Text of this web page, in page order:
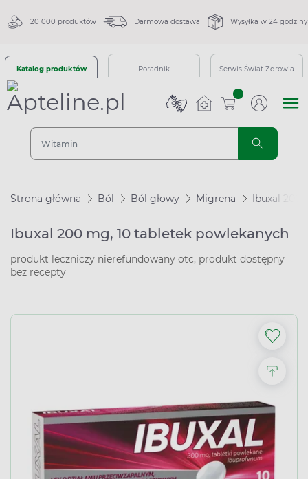
20 000 produktów Darmowa dostawa Wysyłka w 24 godziny
Katalog produktów Poradnik Serwis Świat Zdrowia
sztuk
Strona główna Ból Ból głowy Migrena Ibuxal 200
Ibuxal 200 mg, 10 tabletek powlekanych
produkt leczniczy nierefundowany otc, produkt dostępny
bez recepty